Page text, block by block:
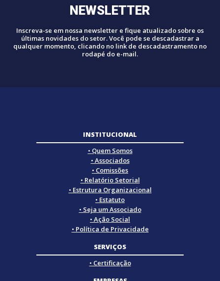
NEWSLETTER
Inscreva-se em nossa newsletter e fique atualizado sobre os
últimas novidades do setor. Você pode se descadastrar a
qualquer momento, clicando no link de descadastramento no
rodapé do e-mail.
INSTITUCIONAL
• Quem Somos
• Associados
• Comissões
• Relatório Setorial
• Estrutura Organizacional
• Estatuto
• Seja um Associado
• Ação Social
• Política de Privacidade
SERVIÇOS
• Certificação